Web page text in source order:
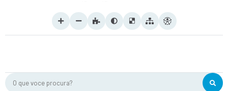
O que voce procura?